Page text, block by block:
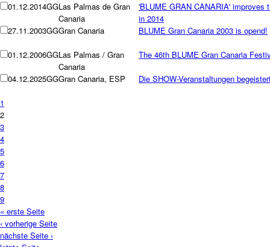
01.12.2014GGLas Palmas de Gran
Canaria
'BLUME GRAN CANARIA'
in 2014
27.11.2003GGGran Canaria BLUME Gran Canaria 2003 is opend!
01.12.2006GGLas Palmas / Gran
Canaria
The 46th BLUME Gran Canaria
04.12.2025GGGran Canaria, ESP Die SHOW-Veranstaltungen
1
2
3
4
5
6
7
8
9
« erste Seite
‹ vorherige Seite
nächste Seite ›